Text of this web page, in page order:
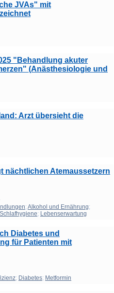
JVAs" mit
"Behandlung akuter
(Anästhesiologie und
Arzt übersieht die
nächtlichen Atemaussetzern
; Alkohol und Ernährung;
Schlafhygiene; Lebenserwartung
Diabetes und
für Patienten mit
; Diabetes; Metformin